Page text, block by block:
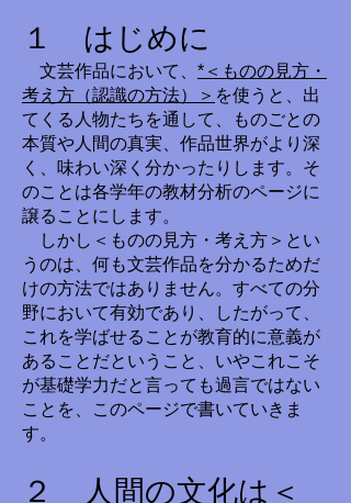
１ はじめに
文芸作品において、 *＜ものの見方・
考え方（認識の方法）＞ を使うと、出
てくる人物たちを通して、ものごとの
本質や人間の真実、作品世界がより深
く、味わい深く分かったりします。そ
のことは各学年の教材分析のページに
譲ることにします。
しかし＜ものの見方・考え方＞とい
うのは、何も文芸作品を分かるためだ
けの方法ではありません。すべての分
野において有効であり、したがって、
これを学ばせることが教育的に意義が
あることだということ、いやこれこそ
が基礎学力だと言っても過言ではない
ことを、このページで書いていきま
す。
２ 人間の文化は＜